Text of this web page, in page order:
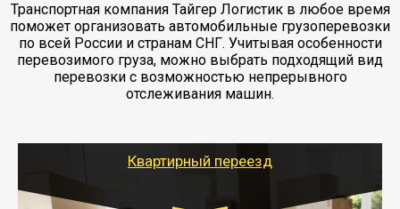
Транспортная компания Тайгер Логистик в любое время
поможет организовать автомобильные грузоперевозки
по всей России и странам СНГ. Учитывая особенности
перевозимого груза, можно выбрать подходящий вид
перевозки с возможностью непрерывного
отслеживания машин.
Квартирный переезд